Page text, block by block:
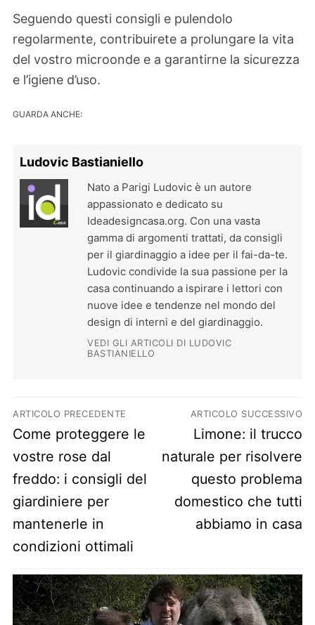
Seguendo questi consigli e pulendolo
regolarmente, contribuirete a prolungare la vita
del vostro microonde e a garantirne la sicurezza
e l’igiene d’uso.
GUARDA ANCHE:
Ludovic Bastianiello
Nato a Parigi Ludovic è un autore
appassionato e dedicato su
Ideadesigncasa.org. Con una vasta
gamma di argomenti trattati, da consigli
per il giardinaggio a idee per il fai-da-te.
Ludovic condivide la sua passione per la
casa continuando a ispirare i lettori con
nuove idee e tendenze nel mondo del
design di interni e del giardinaggio.
VEDI GLI ARTICOLI DI LUDOVIC
BASTIANIELLO
Navigazione articoli
ARTICOLO PRECEDENTE
Previous post:
Come proteggere le
vostre rose dal
freddo: i consigli del
giardiniere per
mantenerle in
condizioni ottimali
ARTICOLO SUCCESSIVO
Next post:
Limone: il trucco
naturale per risolvere
questo problema
domestico che tutti
abbiamo in casa